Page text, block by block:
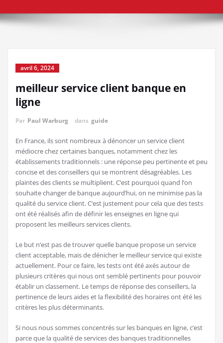
avril 6, 2024
meilleur service client banque en
ligne
Par Paul Warburg dans guide
En France, ils sont nombreux à dénoncer un service client
médiocre chez certaines banques, notamment chez les
établissements traditionnels : une réponse peu pertinente et peu
concise et des conseillers qui se montrent désagréables. Les
plaintes des clients se multiplient. C’est pourquoi quand l’on
souhaite changer de banque aujourd’hui, on ne minimise pas la
qualité du service client. C’est justement pour cela que des tests
ont été réalisés afin de définir les enseignes en ligne qui
proposent les meilleurs services clients.
Le but n’est pas de trouver quelle banque propose un service
client acceptable, mais de dénicher le meilleur service qui existe
actuellement. Pour ce faire, les tests ont été axés autour de
plusieurs critères qui nous ont semblé pertinents pour pouvoir
établir un classement. Le temps de réponse des conseillers, la
pertinence de leurs aides et la flexibilité des horaires ont été les
critères les plus déterminants.
Si nous nous sommes concentrés sur les banques en ligne, c’est
parce que la qualité de services des banques traditionnelles